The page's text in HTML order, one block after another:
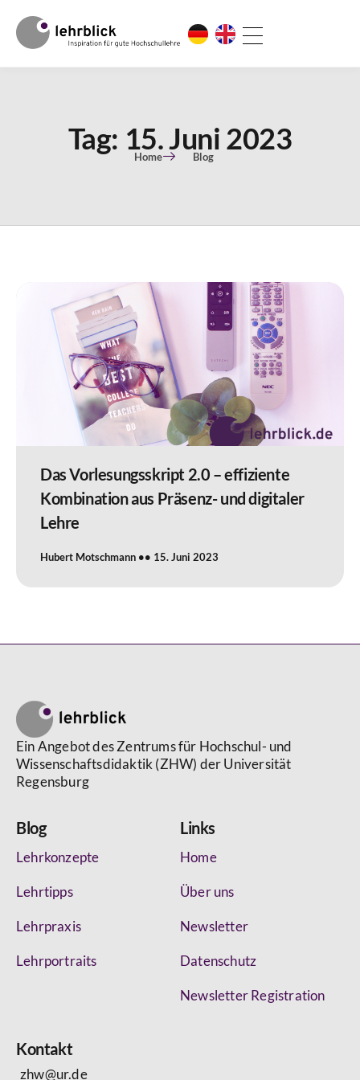
Tag: 15. Juni 2023
Home Blog
Das Vorlesungsskript 2.0 – effiziente
Kombination aus Präsenz- und digitaler
Lehre
Hubert Motschmann 15. Juni 2023
Ein Angebot des Zentrums für Hochschul- und
Wissenschaftsdidaktik (ZHW) der Universität
Regensburg
Blog
Lehrkonzepte
Lehrtipps
Lehrpraxis
Lehrportraits
Links
Home
Über uns
Newsletter
Datenschutz
Newsletter Registration
Kontakt
zhw@ur.de